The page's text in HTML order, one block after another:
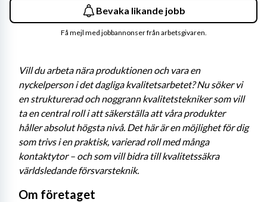
Vill du arbeta nära produktionen och vara en
nyckelperson i det dagliga kvalitetsarbetet? Nu söker vi
en strukturerad och noggrann kvalitetstekniker som vill
ta en central roll i att säkerställa att våra produkter
håller absolut högsta nivå. Det här är en möjlighet för dig
som trivs i en praktisk, varierad roll med många
kontaktytor – och som vill bidra till kvalitetssäkra
världsledande försvarsteknik.
Om företaget
Bevaka likande jobb
Få mejl med jobbannonser från arbetsgivaren.